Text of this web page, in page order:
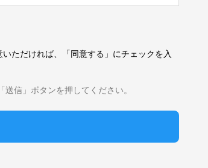
ただければ、「同意する」にチェックを入
信」ボタンを押してください。